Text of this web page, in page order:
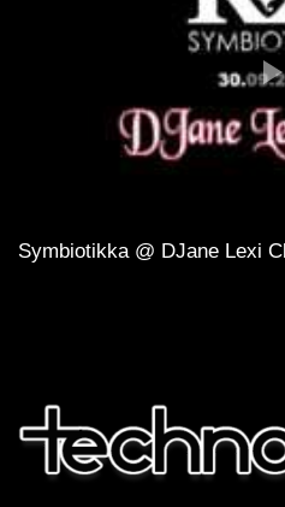
Symbiotikka @ DJane Lexi